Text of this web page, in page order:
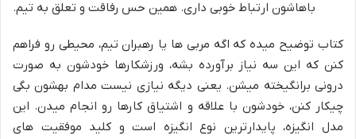
باهاشون ارتباط خوبی داری. همین حس رفاقت و تعلق به تیم.
کتاب توضیح میده که اگه مربی ها یا رهبران تیم، محیطی رو فراهم
کنن که این سه نیاز برآورده بشه، ورزشکارها خودشون به صورت
درونی برانگیخته میشن. یعنی دیگه نیازی نیست مدام بهشون بگی
چیکار کنن، خودشون با علاقه و اشتیاق کارها رو انجام میدن. این
مدل انگیزه، پایدارترین نوع انگیزه است و کلید موفقیت های